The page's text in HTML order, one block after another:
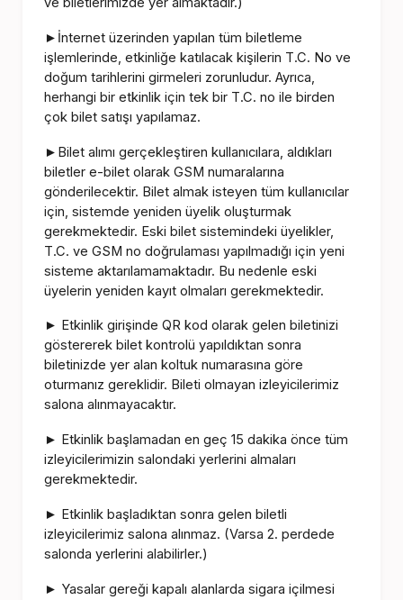
► İnternet üzerinden yapılan tüm biletleme
işlemlerinde, etkinliğe katılacak kişilerin T.C. No ve
doğum tarihlerini girmeleri zorunludur. Ayrıca,
herhangi bir etkinlik için tek bir T.C. no ile birden
çok bilet satışı yapılamaz.
► Bilet alımı gerçekleştiren kullanıcılara, aldıkları
biletler e-bilet olarak GSM numaralarına
gönderilecektir. Bilet almak isteyen tüm kullanıcılar
için, sistemde yeniden üyelik oluşturmak
gerekmektedir. Eski bilet sistemindeki üyelikler,
T.C. ve GSM no doğrulaması yapılmadığı için yeni
sisteme aktarılamamaktadır. Bu nedenle eski
üyelerin yeniden kayıt olmaları gerekmektedir.
► Etkinlik girişinde QR kod olarak gelen biletinizi
göstererek bilet kontrolü yapıldıktan sonra
biletinizde yer alan koltuk numarasına göre
oturmanız gereklidir. Bileti olmayan izleyicilerimiz
salona alınmayacaktır.
► Etkinlik başlamadan en geç 15 dakika önce tüm
izleyicilerimizin salondaki yerlerini almaları
gerekmektedir.
► Etkinlik başladıktan sonra gelen biletli
izleyicilerimiz salona alınmaz. (Varsa 2. perdede
salonda yerlerini alabilirler.)
► Yasalar gereği kapalı alanlarda sigara içilmesi